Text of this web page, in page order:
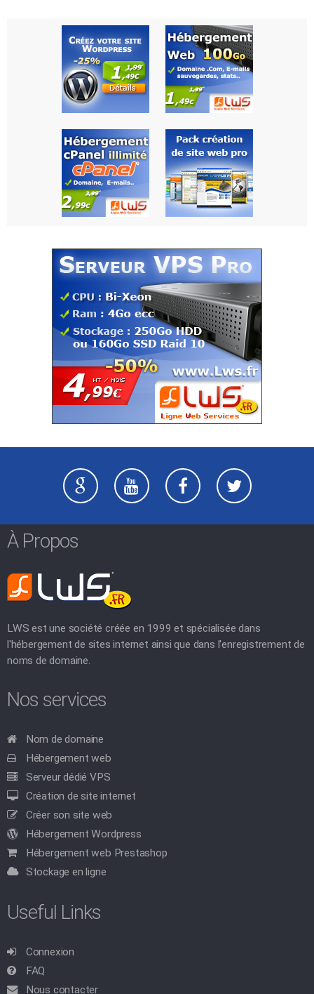
À Propos
LWS est une société créée en 1999 et spécialisée dans
l'hébergement de sites internet ainsi que dans l'enregistrement de
noms de domaine.
Nos services
Nom de domaine
Hébergement web
Serveur dédié VPS
Création de site internet
Créer son site web
Hébergement Wordpress
Hébergement web Prestashop
Stockage en ligne
Useful Links
Connexion
FAQ
Nous contacter